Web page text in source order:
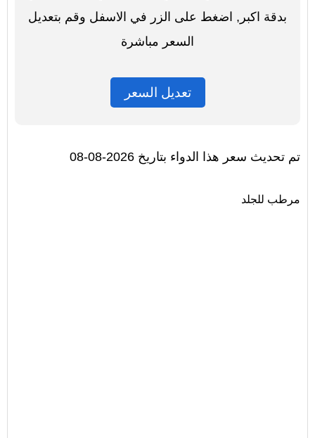
بدقة اكبر, اضغط على الزر في الاسفل وقم بتعديل
السعر مباشرة
تعديل السعر
تم تحديث سعر هذا الدواء بتاريخ 2026-08-08
مرطب للجلد